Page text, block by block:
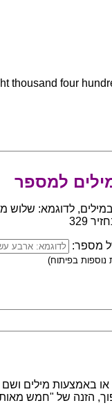
למספר
לדוגמא: שלוש
329
של מספר:
בפיתוח)
מערכת לעבודה עם מספרים במילים. מאפשר הזנה של מספרים